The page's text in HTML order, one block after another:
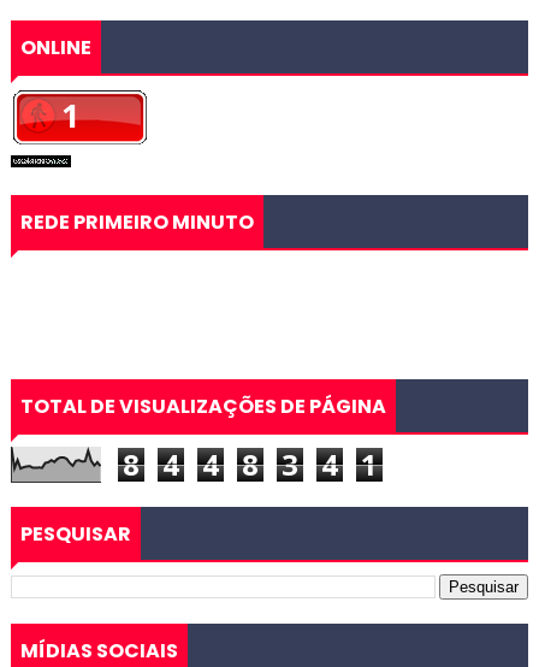
ONLINE
REDE PRIMEIRO MINUTO
TOTAL DE VISUALIZAÇÕES DE PÁGINA
8 4 4 8 3 4 1
PESQUISAR
MÍDIAS SOCIAIS